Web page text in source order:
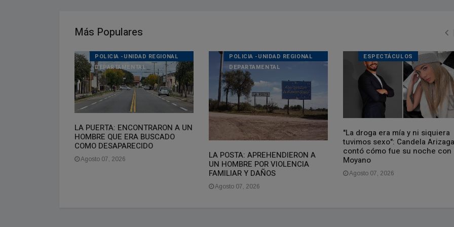
Más Populares
POLICIA -UNIDAD REGIONAL
DEPARTAMENTAL
LA PUERTA: ENCONTRARON A UN
HOMBRE QUE ERA BUSCADO
COMO DESAPARECIDO
Agosto 07, 2026
POLICIA -UNIDAD REGIONAL
DEPARTAMENTAL
LA POSTA: APREHENDIERON A
UN HOMBRE POR VIOLENCIA
FAMILIAR Y DAÑOS
Agosto 07, 2026
ESPECTÁCULOS
"La droga era mía y ni siquiera
tuvimos sexo": Candela Arizaga
contó cómo fue su noche con
Moyano
Agosto 07, 2026